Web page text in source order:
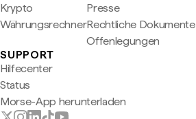
Krypto
Währungsrechner
Presse
Rechtliche Dokumente
Offenlegungen
SUPPORT
Hilfecenter
Status
Morse-App herunterladen